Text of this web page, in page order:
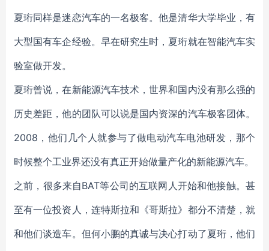
夏珩同样是迷恋汽车的一名极客。他是清华大学毕业，有
大型国有车企经验。早在研究生时，夏珩就在智能汽车实
验室做开发。
夏珩曾说，在新能源汽车技术，世界和国内没有那么强的
历史差距，他的团队可以说是国内资深的汽车极客团体。
2008，他们几个人就参与了做电动汽车电池研发，那个
时候整个工业界还没有真正开始做量产化的新能源汽车。
之前，很多来自BAT等公司的互联网人开始和他接触。甚
至有一位投资人，连特斯拉和《哥斯拉》都分不清楚，就
和他们谈造车。但何小鹏的真诚与决心打动了夏珩，他们